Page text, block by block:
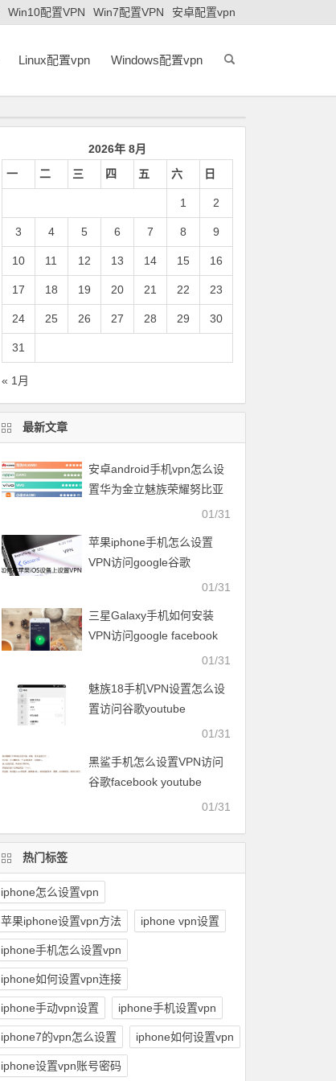
Win10配置VPN Win7配置VPN 安卓配置vpn
Linux配置vpn Windows配置vpn
2026年 8月
一
二 三 四 五 六 日
1 2
3 4 5 6 7 8 9
10 11 12 13 14 15 16
17 18 19 20 21 22 23
24 25 26 27 28 29 30
31
« 1月
最新文章
安卓android手机vpn怎么设
置华为金立魅族荣耀努比亚
一加vivo小米OPPO中兴联想
01/31
苹果iphone手机怎么设置
VPN访问google谷歌
01/31
三星Galaxy手机如何安装
VPN访问google facebook
01/31
魅族18手机VPN设置怎么设
置访问谷歌youtube
01/31
黑鲨手机怎么设置VPN访问
谷歌facebook youtube
01/31
热门标签
iphone怎么设置vpn
苹果iphone设置vpn方法 iphone vpn设置
iphone手机怎么设置vpn
iphone如何设置vpn连接
iphone手动vpn设置 iphone手机设置vpn
iphone7的vpn怎么设置 iphone如何设置vpn
iphone设置vpn账号密码